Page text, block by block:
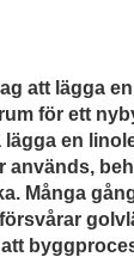
att lägga
för ett
en
används,
Många